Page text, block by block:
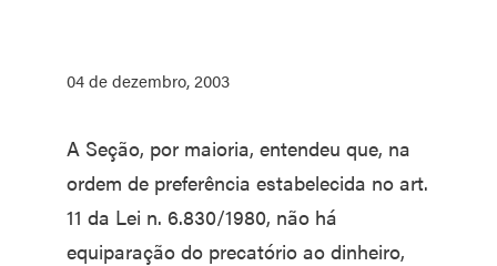
04 de dezembro, 2003
A Seção, por maioria, entendeu que, na
ordem de preferência estabelecida no art.
11 da Lei n. 6.830/1980, não há
equiparação do precatório ao dinheiro,